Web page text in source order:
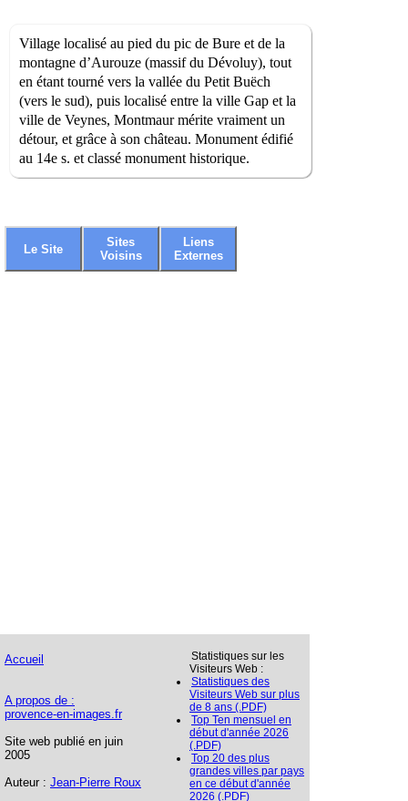
Village localisé au pied du pic de Bure et de la
montagne d’Aurouze (massif du Dévoluy), tout
en étant tourné vers la vallée du Petit Buëch
(vers le sud), puis localisé entre la ville Gap et la
ville de Veynes, Montmaur mérite vraiment un
détour, et grâce à son château. Monument édifié
au 14e s. et classé monument historique.
Le Site
Sites
Voisins
Liens
Externes
Accueil
A propos de :
provence-en-images.fr
Site web publié en juin
2005
Auteur : Jean-Pierre Roux
Statistiques sur les
Visiteurs Web :
Statistiques des
Visiteurs Web sur plus
de 8 ans (.PDF)
Top Ten mensuel en
début d'année 2026
(.PDF)
Top 20 des plus
grandes villes par pays
en ce début d'année
2026 (.PDF)